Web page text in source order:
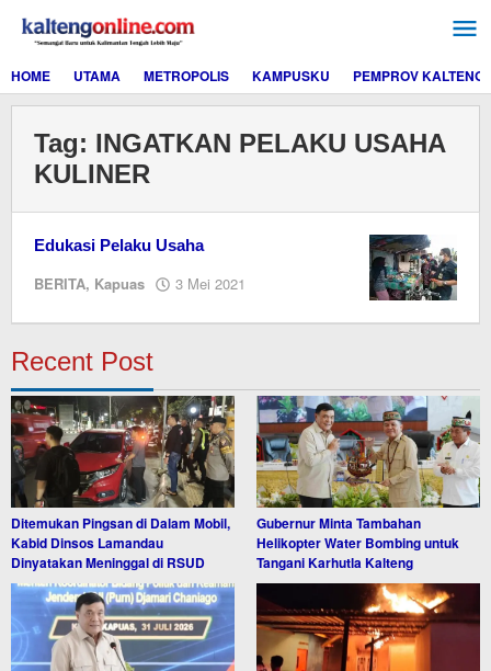
konten
HOME
UTAMA METROPOLIS KAMPUSKU PEMPROV KALTENG
Tag: INGATKAN PELAKU USAHA
KULINER
Edukasi Pelaku Usaha
BERITA, Kapuas 3 Mei 2021
Recent Post
Ditemukan Pingsan di Dalam Mobil,
Kabid Dinsos Lamandau
Dinyatakan Meninggal di RSUD
Gubernur Minta Tambahan
Helikopter Water Bombing untuk
Tangani Karhutla Kalteng